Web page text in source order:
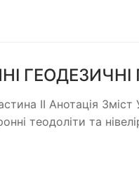
ІІ Анотація
теодоліти та